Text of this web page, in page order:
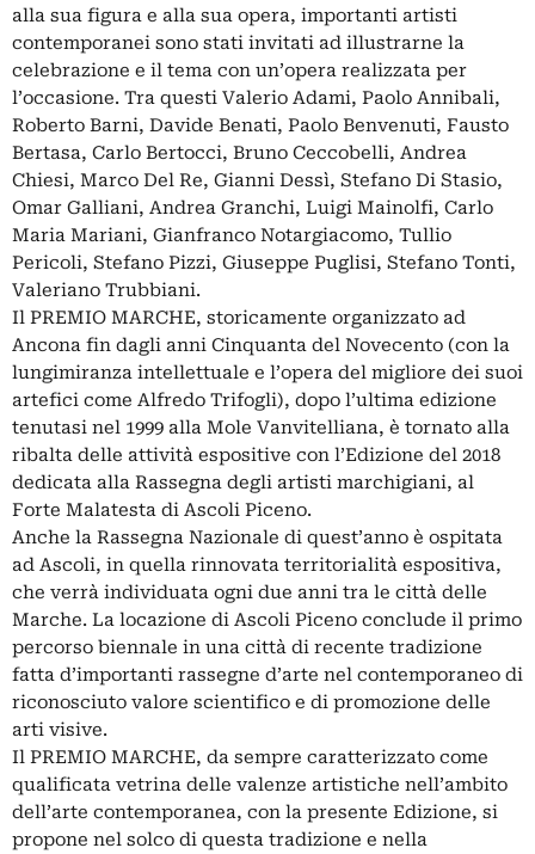
alla sua figura e alla sua opera, importanti artisti
contemporanei sono stati invitati ad illustrarne la
celebrazione e il tema con un’opera realizzata per
l’occasione. Tra questi Valerio Adami, Paolo Annibali,
Roberto Barni, Davide Benati, Paolo Benvenuti, Fausto
Bertasa, Carlo Bertocci, Bruno Ceccobelli, Andrea
Chiesi, Marco Del Re, Gianni Dessì, Stefano Di Stasio,
Omar Galliani, Andrea Granchi, Luigi Mainolfi, Carlo
Maria Mariani, Gianfranco Notargiacomo, Tullio
Pericoli, Stefano Pizzi, Giuseppe Puglisi, Stefano Tonti,
Valeriano Trubbiani.
Il PREMIO MARCHE, storicamente organizzato ad
Ancona fin dagli anni Cinquanta del Novecento (con la
lungimiranza intellettuale e l’opera del migliore dei suoi
artefici come Alfredo Trifogli), dopo l’ultima edizione
tenutasi nel 1999 alla Mole Vanvitelliana, è tornato alla
ribalta delle attività espositive con l’Edizione del 2018
dedicata alla Rassegna degli artisti marchigiani, al
Forte Malatesta di Ascoli Piceno.
Anche la Rassegna Nazionale di quest’anno è ospitata
ad Ascoli, in quella rinnovata territorialità espositiva,
che verrà individuata ogni due anni tra le città delle
Marche. La locazione di Ascoli Piceno conclude il primo
percorso biennale in una città di recente tradizione
fatta d’importanti rassegne d’arte nel contemporaneo di
riconosciuto valore scientifico e di promozione delle
arti visive.
Il PREMIO MARCHE, da sempre caratterizzato come
qualificata vetrina delle valenze artistiche nell’ambito
dell’arte contemporanea, con la presente Edizione, si
propone nel solco di questa tradizione e nella